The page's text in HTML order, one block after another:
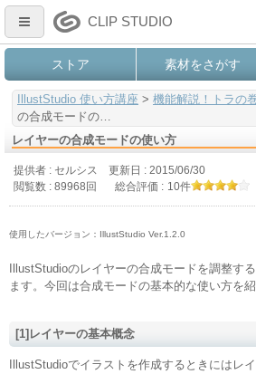
CLIP STUDIO
ストア 素材をさがす
IllustStudio 使い方講座 > 機能解説！トラの
の合成モードの…
レイヤーの合成モードの使い方
提供者 : セルシス 更新日 : 2015/06/30
閲覧数 : 89968回
総合評価 : 10件
使用したバージョン：IllustStudio Ver.1.2.0
IllustStudioのレイヤーの合成モードを調整す
ます。今回は合成モードの基本的な使い方を紹
[1]レイヤーの基本概念
IllustStudioでイラストを作成するときにはレ